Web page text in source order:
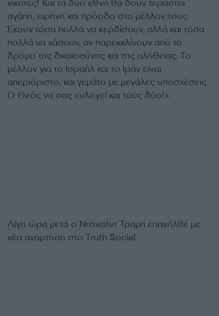
νικητές! Και τα δύο έθνη θα δουν τεράστια
αγάπη, ειρήνη και πρόοδο στο μέλλον τους.
Έχουν τόσα πολλά να κερδίσουν, αλλά και τόσα
πολλά να χάσουν, αν παρεκκλίνουν από το
δρόμο της δικαιοσύνης και της αλήθειας. Το
μέλλον για το Ισραήλ και το Ιράν είναι
απεριόριστο, και γεμάτο με μεγάλες υποσχέσεις.
Ο Θεός να σας ευλογεί και τους δύο!».
Λίγη ώρα μετά ο Ντόναλντ Τραμπ επανήλθε με
νέα ανάρτηση στο Truth Social.